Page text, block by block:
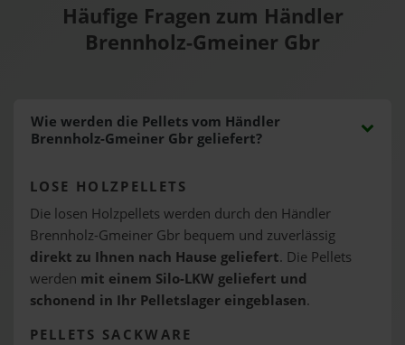
Häufige Fragen zum Händler
Brennholz-Gmeiner Gbr
Wie werden die Pellets vom Händler
Brennholz-Gmeiner Gbr geliefert?
LOSE HOLZPELLETS
Die losen Holzpellets werden durch den Händler
Brennholz-Gmeiner Gbr bequem und zuverlässig
direkt zu Ihnen nach Hause geliefert. Die Pellets
werden mit einem Silo-LKW geliefert und
schonend in Ihr Pelletslager eingeblasen.
PELLETS SACKWARE